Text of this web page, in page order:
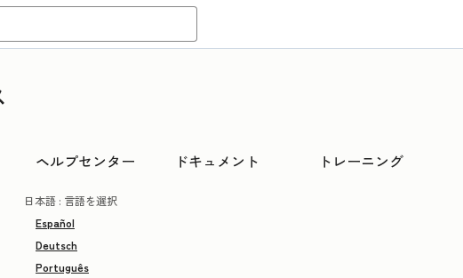
ヘルプセンター ドキュメント トレーニング
日本語 : 言語を選択
Español
Deutsch
Português